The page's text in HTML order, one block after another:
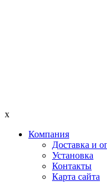
x
Компания
Доставка и
Установка
Контакты
Карта сайта